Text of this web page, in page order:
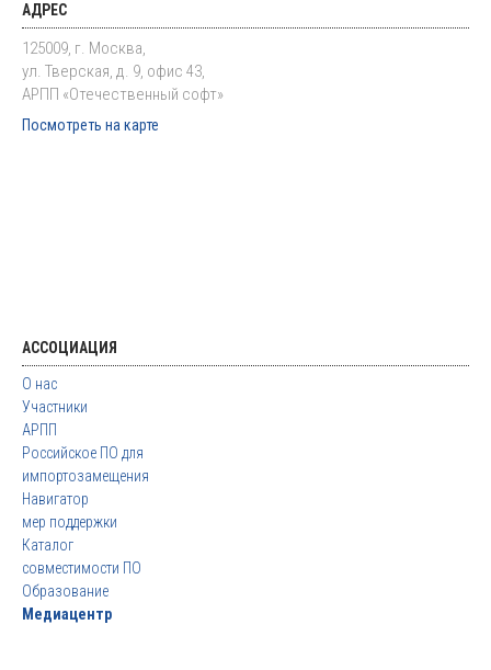
АДРЕС
125009, г. Москва,
ул. Тверская, д. 9, офис 43,
АРПП «Отечественный софт»
Посмотреть на карте
АССОЦИАЦИЯ
О нас
Участники
АРПП
Российское ПО для
импортозамещения
Навигатор
мер поддержки
Каталог
совместимости ПО
Образование
Медиацентр